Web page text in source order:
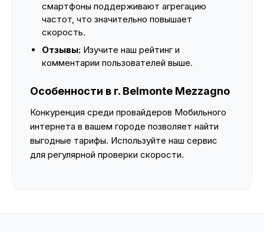
смартфоны поддерживают агрегацию
частот, что значительно повышает
скорость.
Отзывы: Изучите наш рейтинг и
комментарии пользователей выше.
Особенности в г. Belmonte Mezzagno
Конкуренция среди провайдеров Мобильного
интернета в вашем городе позволяет найти
выгодные тарифы. Используйте наш сервис
для регулярной проверки скорости.